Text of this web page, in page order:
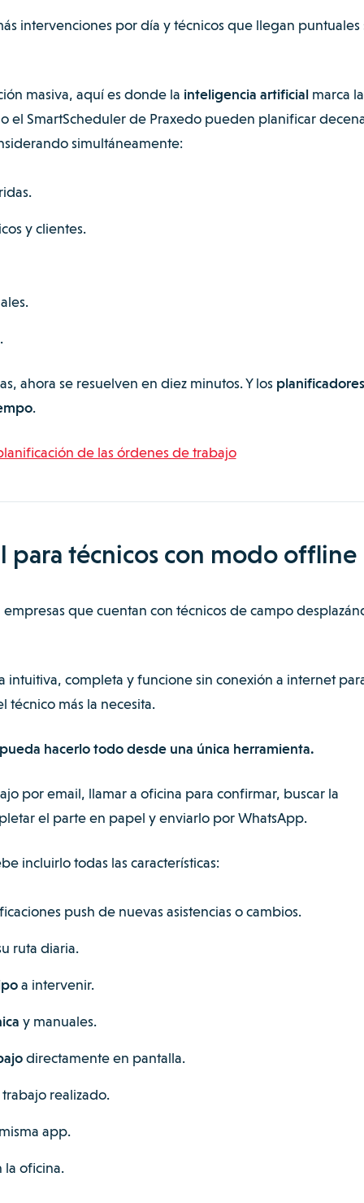
intervenciones por día y técnicos que llegan puntuales
masiva, aquí es donde la inteligencia artificialmarca la
el SmartScheduler de Praxedo pueden planificar
simultáneamente:
y clientes.
ahora se resuelven en diez minutos. Y los planificadores
.
de las órdenes de trabajo
para técnicos con modo offline
empresas que cuentan con técnicos de campo
intuitiva, completa y funcione sin conexión a internet
técnico más la necesita.
hacerlo todo desde una única herramienta.
por email, llamar a oficina para confirmar, buscar la
el parte en papel y enviarlo por WhatsApp.
incluirlo todas las características:
push de nuevas asistencias o cambios.
ruta diaria.
a intervenir.
y manuales.
directamente en pantalla.
realizado.
app.
oficina.